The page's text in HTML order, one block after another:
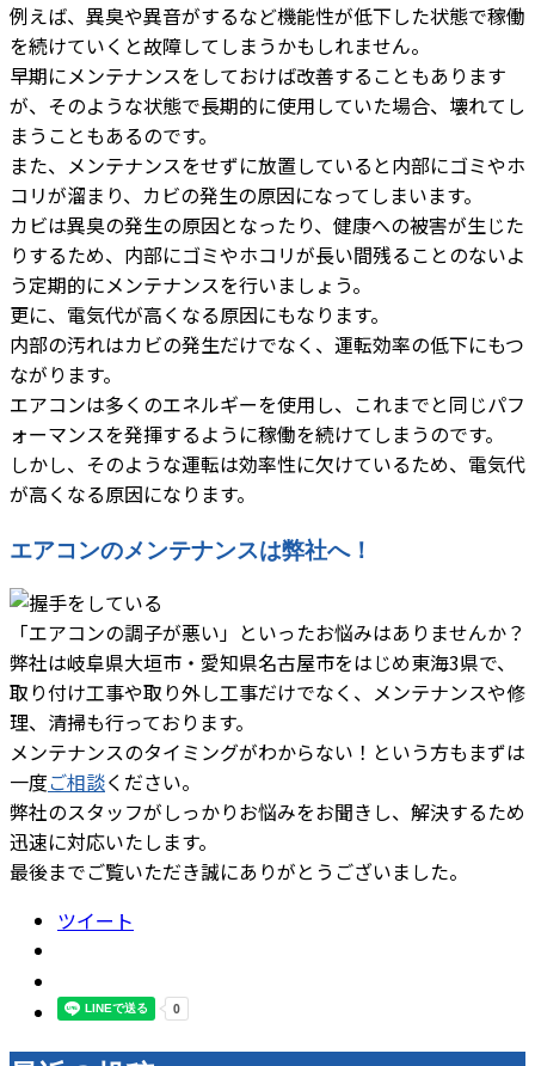
例えば、異臭や異音がするなど機能性が低下した状態で稼働
を続けていくと故障してしまうかもしれません。
早期にメンテナンスをしておけば改善することもあります
が、そのような状態で長期的に使用していた場合、壊れてし
まうこともあるのです。
また、メンテナンスをせずに放置していると内部にゴミやホ
コリが溜まり、カビの発生の原因になってしまいます。
カビは異臭の発生の原因となったり、健康への被害が生じた
りするため、内部にゴミやホコリが長い間残ることのないよ
う定期的にメンテナンスを行いましょう。
更に、電気代が高くなる原因にもなります。
内部の汚れはカビの発生だけでなく、運転効率の低下にもつ
ながります。
エアコンは多くのエネルギーを使用し、これまでと同じパフ
ォーマンスを発揮するように稼働を続けてしまうのです。
しかし、そのような運転は効率性に欠けているため、電気代
が高くなる原因になります。
エアコンのメンテナンスは弊社へ！
「エアコンの調子が悪い」といったお悩みはありませんか？
弊社は岐阜県大垣市・愛知県名古屋市をはじめ東海3県で、
取り付け工事や取り外し工事だけでなく、メンテナンスや修
理、清掃も行っております。
メンテナンスのタイミングがわからない！という方もまずは
一度ご相談ください。
弊社のスタッフがしっかりお悩みをお聞きし、解決するため
迅速に対応いたします。
最後までご覧いただき誠にありがとうございました。
ツイート